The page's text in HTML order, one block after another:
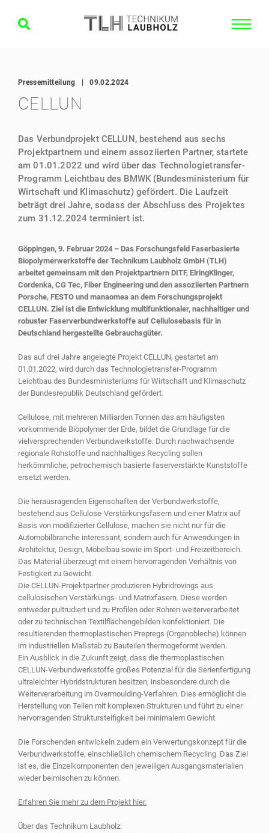
Pressemitteilung 09.02.2024
CELLUN
Das Verbundprojekt CELLUN, bestehend aus sechs
Projektpartnern und einem assoziierten Partner, startete
am 01.01.2022 und wird über das Technologietransfer-
Programm Leichtbau des BMWK (Bundesministerium für
Wirtschaft und Klimaschutz) gefördert. Die Laufzeit
beträgt drei Jahre, sodass der Abschluss des Projektes
zum 31.12.2024 terminiert ist.
Göppingen, 9. Februar 2024 – Das Forschungsfeld Faserbasierte
Biopolymerwerkstoffe der Technikum Laubholz GmbH (TLH)
arbeitet gemeinsam mit den Projektpartnern DITF, ElringKlinger,
Cordenka, CG Tec, Fiber Engineering und den assoziierten Partnern
Porsche, FESTO und manaomea an dem Forschungsprojekt
CELLUN. Ziel ist die Entwicklung multifunktionaler, nachhaltiger und
robuster Faserverbundwerkstoffe auf Cellulosebasis für in
Deutschland hergestellte Gebrauchsgüter.
Das auf drei Jahre angelegte Projekt CELLUN, gestartet am
01.01.2022, wird durch das Technologietransfer-Programm
Leichtbau des Bundesministeriums für Wirtschaft und Klimaschutz
der Bundesrepublik Deutschland gefördert.
Cellulose, mit mehreren Milliarden Tonnen das am häufigsten
vorkommende Biopolymer der Erde, bildet die Grundlage für die
vielversprechenden Verbundwerkstoffe. Durch nachwachsende
regionale Rohstoffe und nachhaltiges Recycling sollen
herkömmliche, petrochemisch basierte faserverstärkte Kunststoffe
ersetzt werden.
Die herausragenden Eigenschaften der Verbundwerkstoffe,
bestehend aus Cellulose-Verstärkungsfasern und einer Matrix auf
Basis von modifizierter Cellulose, machen sie nicht nur für die
Automobilbranche interessant, sondern auch für Anwendungen in
Architektur, Design, Möbelbau sowie im Sport- und Freizeitbereich.
Das Material überzeugt mit einem hervorragenden Verhältnis von
Festigkeit zu Gewicht.
Die CELLUN-Projektpartner produzieren Hybridrovings aus
cellulosischen Verstärkungs- und Matrixfasern. Diese werden
entweder pultrudiert und zu Profilen oder Rohren weiterverarbeitet
oder zu technischen Textilflächengebilden konfektioniert. Die
resultierenden thermoplastischen Prepregs (Organobleche) können
im industriellen Maßstab zu Bauteilen thermogeformt werden.
Ein Ausblick in die Zukunft zeigt, dass die thermoplastischen
CELLUN-Verbundwerkstoffe großes Potenzial für die Serienfertigung
ultraleichter Hybridstrukturen besitzen, insbesondere durch die
Weiterverarbeitung im Overmoulding-Verfahren. Dies ermöglicht die
Herstellung von Teilen mit komplexen Strukturen und führt zu einer
hervorragenden Struktursteifigkeit bei minimalem Gewicht.
Die Forschenden entwickeln zudem ein Verwertungskonzept für die
Verbundwerkstoffe, einschließlich chemischem Recycling. Das Ziel
ist es, die Einzelkomponenten den jeweiligen Ausgangsmaterialien
wieder beimischen zu können.
Erfahren Sie mehr zu dem Projekt hier.
Über das Technikum Laubholz: